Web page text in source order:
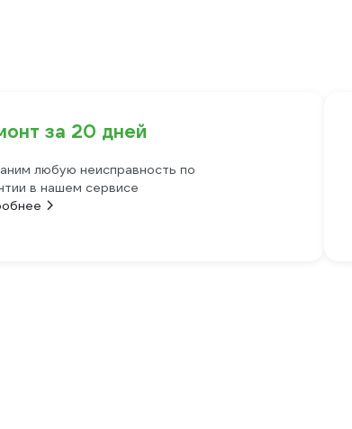
за 20 дней
любую неисправность по
в нашем сервисе